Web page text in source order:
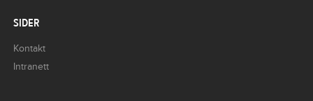
SIDER
Kontakt
Intranett